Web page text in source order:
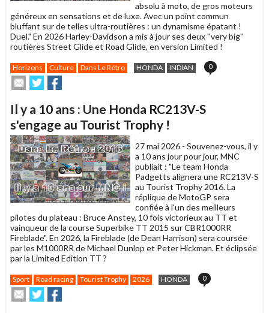
absolu à moto, de gros moteurs
généreux en sensations et de luxe. Avec un point commun
bluffant sur de telles ultra-routières : un dynamisme épatant !
Duel." En 2026 Harley-Davidson a mis à jour ses deux ''very big''
routières Street Glide et Road Glide, en version Limited !
Horizons Culture Dans Le Rétro HONDA INDIAN 0
Envoyer
cet
un
ami
Partager
sur
sur
Il y a 10 ans : Une Honda RC213V-S
s'engage au Tourist Trophy !
27 mai 2026 - Souvenez-vous, il y
a 10 ans jour pour jour, MNC
publiait : "Le team Honda
Padgetts alignera une RC213V-S
au Tourist Trophy 2016. La
réplique de MotoGP sera
confiée à l'un des meilleurs
pilotes du plateau : Bruce Anstey, 10 fois victorieux au TT et
vainqueur de la course Superbike TT 2015 sur CBR1000RR
Fireblade". En 2026, la Fireblade (de Dean Harrison) sera coursée
par les M1000RR de Michael Dunlop et Peter Hickman. Et éclipsée
par la Limited Edition TT ?
Sport Road racing Tourist Trophy 2026 HONDA 0
Envoyer
cet
Partager
sur
sur